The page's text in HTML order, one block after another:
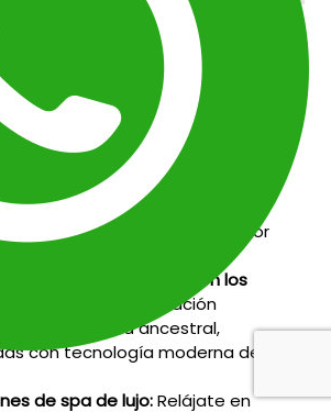
más lujosos de Perú combinan
clase mundial con rituales de
de larga tradición. Permite que
restauren tu equilibrio y
verdaderamente
hojas de coca y flores:
cuerpo en rituales guiados por
hidroterapia inspirados en los
técnicas de sanación
en la sabiduría ancestral,
con tecnología moderna de
de spa de lujo:Relájate en